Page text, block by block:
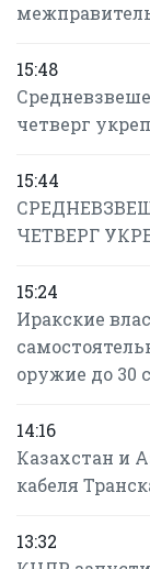
15:48
четверг
15:44
ЧЕТВЕРГ
15:24
Иракские
оружие до 30
14:16
Казахстан и
кабеля
13:32